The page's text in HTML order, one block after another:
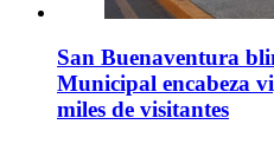
San Buenaventura
Municipal encabeza
miles de visitantes